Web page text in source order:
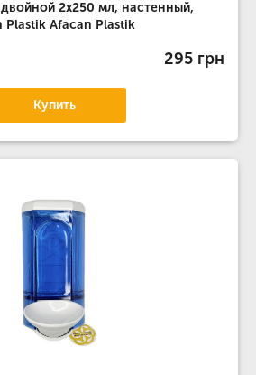
2х250 мл, настенный,
Plastik Afacan Plastik
295 грн
Купить